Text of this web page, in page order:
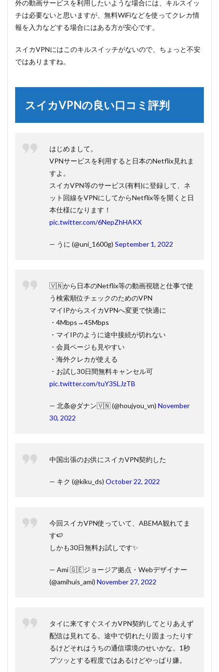
外の動画サービスを利用したいような場合には、キルスイッ
チは必要ないと思いますが、無料WiFiなどを使ってクレカ情
報を入力などする場合にはある方が安心です。
スイカVPNにはこのキルスイッチがないので、ちょっと不安
ではありますね。
スイカVPNの良い口コミ評判
はじめまして。
VPNサービスを利用すると日本のNetflix見れま
すよ。
スイカVPN等のサービス(有料)に登録して、ネ
ット回線をVPNにしてからNetflix等を開くと日
本仕様になります！
pic.twitter.com/6NepZhHAKX
— うに (@uni_1600g) September 1, 2022
🇻🇳から日本のNetflix等の動画視聴と仕事で使
う検索順位チェックのためのVPN
マイIPからスイカVPNへ変更で快適に
・4Mbps→45Mbps
・マイIPのように途中接続が切れない
・会員ページも見やすい
・海外クレカが使える
・お試し30日間無料キャンセル可
pic.twitter.com/tuY3SLJzTB
— 北条@ダナン🇻🇳 (@houjyou_vn) November
30, 2022
中国出張のお供にスイカVPN契約した
— キク (@kiku_ds) October 22, 2022
今回スイカVPN使っていて、ABEMA観れてま
す🍉
しかも30日無料お試しです✨
— Ami 🇬🇪ジョージア拠点・Webデザイナー
(@amihuis_ami) November 27, 2022
タイに来てすぐスイカVPN契約してとりあえず
配信は見れてる。途中で切れたり固まったりす
るけどそれはうちの通信環境のせいかな。1秒
プツッとする程度ではあるけどやっぱり嫌。